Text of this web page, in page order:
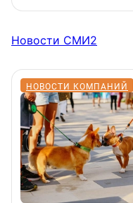
Новости СМИ2
НОВОСТИ КОМПАНИЙ